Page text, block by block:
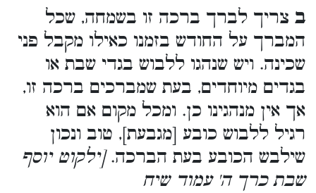
ב צריך לברך ברכה זו בשמחה, שכל
המברך על החודש בזמנו כאילו מקבל פני
שכינה. ויש שנהגו ללבוש בגדי שבת או
בגדים מיוחדים, בעת שמברכים ברכה זו,
אך אין מנהגינו כן. ומכל מקום אם הוא
רגיל ללבוש כובע [מגבעת], טוב ונכון
שילבש הכובע בעת הברכה.[ילקוט יוסף
שבת כרך ה' עמוד שיח